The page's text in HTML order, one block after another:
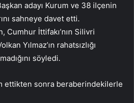
adayı Kurum ve 38 ilçenin
sahneye davet etti.
Cumhur İttifakı’nın Silivri
Yılmaz’ın rahatsızlığı
söyledi.
ettikten sonra beraberindekilerle